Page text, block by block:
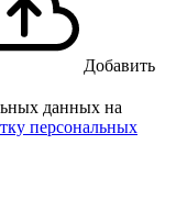
Добавить
данных на
персональных